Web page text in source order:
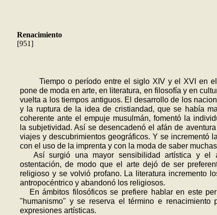
Renacimiento
[951]
Tiempo o período entre el siglo XIV y el XVI en
pone de moda en arte, en literatura, en filosofía y en
vuelta a los tiempos antiguos. El desarrollo de los
y la ruptura de la idea de cristiandad, que se había
coherente ante el empuje musulmán, fomentó la
la subjetividad. Así se desencadenó el afán de
viajes y descubrimientos geográficos. Y se incrementó
con el uso de la imprenta y con la moda de saber
Así surgió una mayor sensibilidad artística y el
ostentación, de modo que el arte dejó de ser
religioso y se volvió profano. La literatura incremento
antropocéntrico y abandonó los religiosos.
En ámbitos filosóficos se prefiere hablar en este
"humanismo" y se reserva el término e renacimiento
expresiones artísticas.